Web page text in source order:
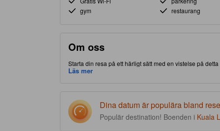
gym
restaurang
Om oss
Starta din resa på ett härligt sätt med en vistelse på
/ Damansara-delen av Kuala Lumpur, gör detta boende
Läs mer
Dina datum är populära bland
Populär destination! Boenden i Kuala